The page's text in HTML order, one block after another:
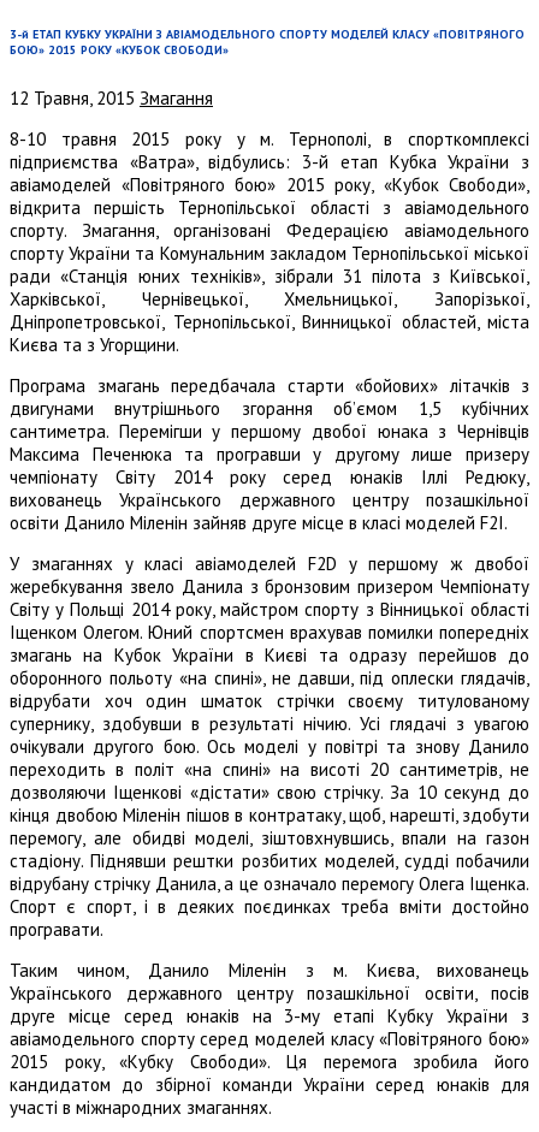
3-й ЕТАП КУБКУ УКРАЇНИ З АВІАМОДЕЛЬНОГО СПОРТУ МОДЕЛЕЙ КЛАСУ «ПОВІТРЯНОГО
БОЮ» 2015 РОКУ «КУБОК СВОБОДИ»
12 Травня, 2015 Змагання
8-10 травня 2015 року у м. Тернополі, в спорткомплексі
підприємства «Ватра», відбулись: 3-й етап Кубка України з
авіамоделей «Повітряного бою» 2015 року, «Кубок Свободи»,
відкрита першість Тернопільської області з авіамодельного
спорту. Змагання, організовані Федерацією авіамодельного
спорту України та Комунальним закладом Тернопільської міської
ради «Станція юних техніків», зібрали 31 пілота з Київської,
Харківської, Чернівецької, Хмельницької, Запорізької,
Дніпропетровської, Тернопільської, Винницької областей, міста
Києва та з Угорщини.
Програма змагань передбачала старти «бойових» літачків з
двигунами внутрішнього згорання об’ємом 1,5 кубічних
сантиметра. Перемігши у першому двобої юнака з Чернівців
Максима Печенюка та програвши у другому лише призеру
чемпіонату Світу 2014 року серед юнаків Іллі Редюку,
вихованець Українського державного центру позашкільної
освіти Данило Міленін зайняв друге місце в класі моделей F2I.
У змаганнях у класі авіамоделей F2D у першому ж двобої
жеребкування звело Данила з бронзовим призером Чемпіонату
Світу у Польщі 2014 року, майстром спорту з Вінницької області
Іщенком Олегом. Юний спортсмен врахував помилки попередніх
змагань на Кубок України в Києві та одразу перейшов до
оборонного польоту «на спині», не давши, під оплески глядачів,
відрубати хоч один шматок стрічки своєму титулованому
супернику, здобувши в результаті нічию. Усі глядачі з увагою
очікували другого бою. Ось моделі у повітрі та знову Данило
переходить в політ «на спині» на висоті 20 сантиметрів, не
дозволяючи Іщенкові «дістати» свою стрічку. За 10 секунд до
кінця двобою Міленін пішов в контратаку, щоб, нарешті, здобути
перемогу, але обидві моделі, зіштовхнувшись, впали на газон
стадіону. Піднявши рештки розбитих моделей, судді побачили
відрубану стрічку Данила, а це означало перемогу Олега Іщенка.
Спорт є спорт, і в деяких поєдинках треба вміти достойно
програвати.
Таким чином, Данило Міленін з м. Києва, вихованець
Українського державного центру позашкільної освіти, посів
друге місце серед юнаків на 3-му етапі Кубку України з
авіамодельного спорту серед моделей класу «Повітряного бою»
2015 року, «Кубку Свободи». Ця перемога зробила його
кандидатом до збірної команди України серед юнаків для
участі в міжнародних змаганнях.